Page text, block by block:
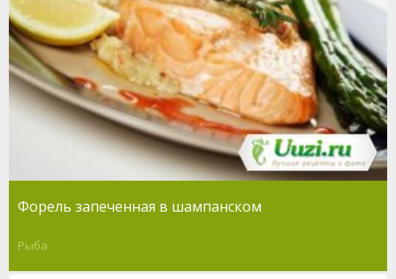
Форель запеченная в шампанском
Рыба